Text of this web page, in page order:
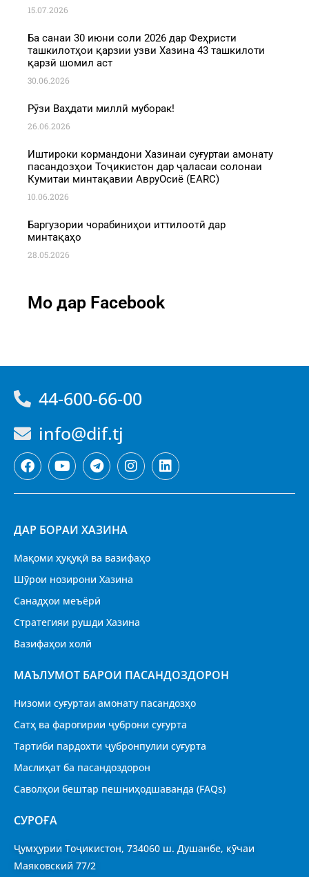
15.07.2026
Ба санаи 30 июни соли 2026 дар Феҳристи
ташкилотҳои қарзии узви Хазина 43 ташкилоти
қарзӣ шомил аст
30.06.2026
Рӯзи Ваҳдати миллӣ муборак!
26.06.2026
Иштироки кормандони Хазинаи суғуртаи амонату
пасандозҳои Тоҷикистон дар ҷаласаи солонаи
Кумитаи минтақавии АвруОсиё (EARC)
10.06.2026
Баргузории чорабиниҳои иттилоотӣ дар
минтақаҳо
28.05.2026
Мо дар Facebook
44-600-66-00
info@dif.tj
ДАР БОРАИ ХАЗИНА
Мақоми ҳуқуқӣ ва вазифаҳо
Шӯрои нозирони Хазина
Санадҳои меъёрӣ
Стратегияи рушди Хазина
Вазифаҳои холӣ
МАЪЛУМОТ БАРОИ ПАСАНДОЗДОРОН
Низоми суғуртаи амонату пасандозҳо
Сатҳ ва фарогирии ҷуброни суғурта
Тартиби пардохти ҷубронпулии суғурта
Маслиҳат ба пасандоздорон
Саволҳои бештар пешниҳодшаванда (FAQs)
CУРОҒА
Ҷумҳурии Тоҷикистон, 734060 ш. Душанбе, кӯчаи
Маяковский 77/2